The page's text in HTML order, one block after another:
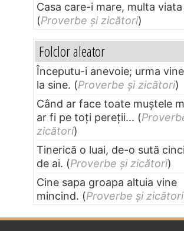
Casa care-i mare, multa viata
(Proverbe și zicători)
Folclor aleator
Începutu-i anevoie; urma
la sine. (Proverbe și zicători)
Când ar face toate muştele
ar fi pe toţi pereţii... (
zicători)
Tinerică o luai, de-o sută
de ai. (Proverbe și zicători)
Cine sapa groapa altuia vine
mincind. (Proverbe și zicători